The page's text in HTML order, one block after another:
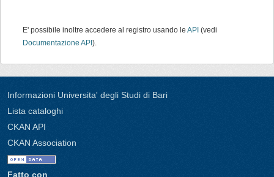
E' possibile inoltre accedere al registro usando le API (vedi
Documentazione API ).
Informazioni Universita' degli Studi di Bari
Lista cataloghi
CKAN API
CKAN Association
Fatto con